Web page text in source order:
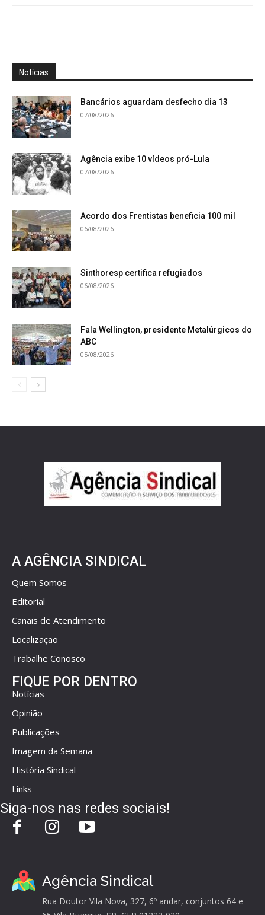
Notícias
Bancários aguardam desfecho dia 13
07/08/2026
Agência exibe 10 vídeos pró-Lula
07/08/2026
Acordo dos Frentistas beneficia 100 mil
06/08/2026
Sinthoresp certifica refugiados
06/08/2026
Fala Wellington, presidente Metalúrgicos do
ABC
05/08/2026
A AGÊNCIA SINDICAL
Quem Somos
Editorial
Canais de Atendimento
Localização
Trabalhe Conosco
FIQUE POR DENTRO
Notícias
Opinião
Publicações
Imagem da Semana
História Sindical
Links
Siga-nos nas redes sociais!
Agência Sindical
Rua Doutor Vila Nova, 327, 6º andar, conjuntos 64 e